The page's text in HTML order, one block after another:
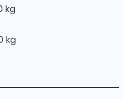
kg
kg